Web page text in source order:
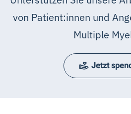
von Patient:innen und
Multiple
Jetzt